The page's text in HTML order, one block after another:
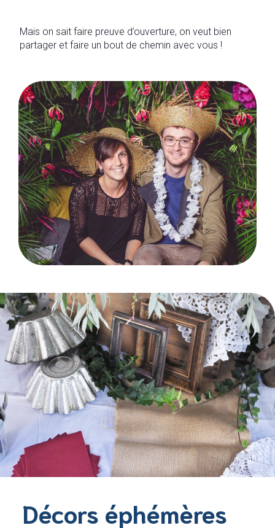
Mais on sait faire preuve d’ouverture, on veut bien
partager et faire un bout de chemin avec vous !
Décors éphémères